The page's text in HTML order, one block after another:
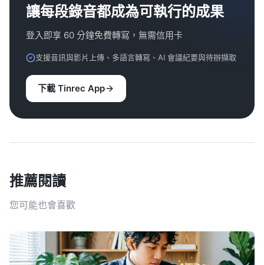
讓每段錄音都成為可執行的成果
登入即享 60 分鐘免費轉寫，無需信用卡
支援音訊與影片上傳、多語言轉寫、AI 會議紀要與待辦擷取
下載 Tinrec App
推薦閱讀
您可能也會喜歡